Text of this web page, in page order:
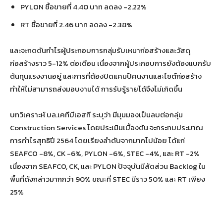
PYLON ซื้อขายที่ 4.40 บาท ลดลง -2.22%
RT ซื้อขายที่ 2.46 บาท ลดลง -2.38%
และจะกดดันกำไรผู้ประกอบการกลุ่มรับเหมาก่อสร้างและวัสดุ
ก่อสร้างราว 5-12% ต่อเดือน เนื่องจากผู้ประกอบการยังต้องแบกรับ
ต้นทุนแรงงานอยู่ และการที่ต้องปิดแคมป์คนงานและไซต์ก่อสร้าง
ทำให้ไม่สามารถส่งมอบงานได้ การรับรู้รายได้จึงไม่เกิดขึ้น
บทวิเคราะห์ บล.เคทีบีเอสที ระบุว่า มีมุมมองเป็นลบต่อกลุ่ม
Construction Services โดยประเมินเบื้องต้น จะกระทบประมาณ
การกำไรสุทธิปี 2564 โดยเรียงลำดับจากมากไปน้อย ได้แก่
SEAFCO -8%, CK -6%, PYLON -6%, STEC -4%, และ RT -2%
เนื่องจาก SEAFCO, CK, และ PYLON ปัจจุบันมีสัดส่วน Backlog ใน
พื้นที่ดังกล่าวมากกว่า 90% ขณะที่ STEC มีราว 50% และ RT เพียง
25%